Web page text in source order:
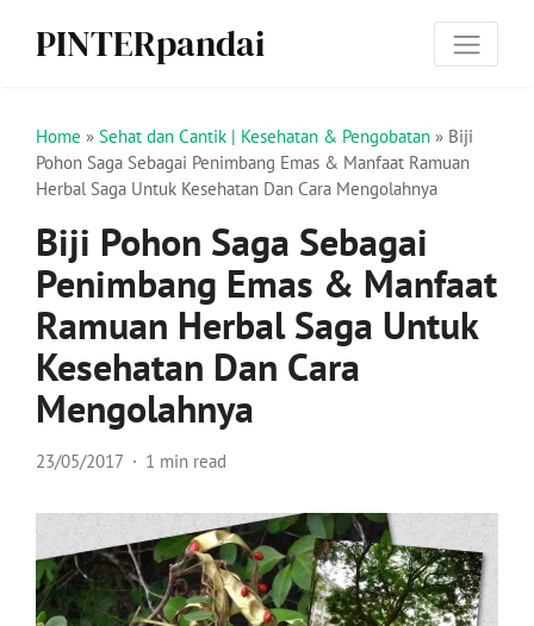
PINTERpandai
Home » Sehat dan Cantik | Kesehatan & Pengobatan » Biji
Pohon Saga Sebagai Penimbang Emas & Manfaat Ramuan
Herbal Saga Untuk Kesehatan Dan Cara Mengolahnya
Biji Pohon Saga Sebagai
Penimbang Emas & Manfaat
Ramuan Herbal Saga Untuk
Kesehatan Dan Cara
Mengolahnya
23/05/2017 1 min read